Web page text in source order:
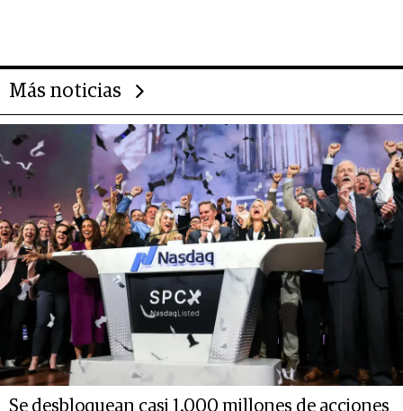
Más noticias
Se desbloquean casi 1.000 millones de acciones